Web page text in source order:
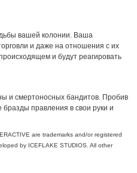
вашей колонии. Ваша
и даже на отношения с их
и будут реагировать
и смертоносных бандитов. Пробив
правления в свои руки и
are trademarks and/or registered
by ICEFLAKE STUDIOS. All other